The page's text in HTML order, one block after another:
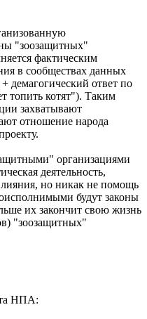
"зоозащитных"
фактическим
в сообществах данных
демагогический ответ по
топить котят"). Таким
захватывают
отношение народа
организациями
деятельность,
но никак не помощь
будут законы
их закончит свою жизнь
"зоозащитных"
НПА: